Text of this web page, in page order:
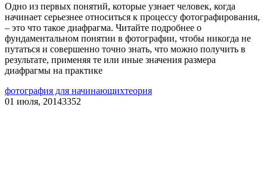
Одно из первых понятий, которые узнает человек, когда
начинает серьезнее относиться к процессу фотографирования,
– это что такое диафрагма. Читайте подробнее о
фундаментальном понятии в фотографии, чтобы никогда не
путаться и совершенно точно знать, что можно получить в
результате, применяя те или иные значения размера
диафрагмы на практике
фотография для начинающихтеория
01 июля, 20143352